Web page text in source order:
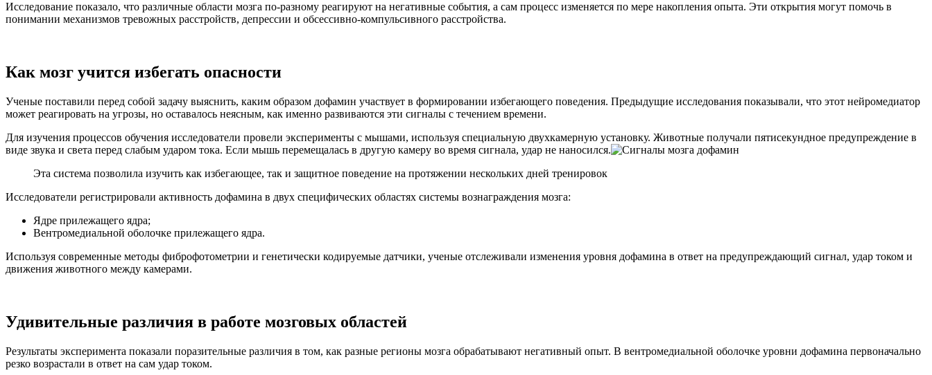
Исследование показало, что различные области мозга по-разному реагируют на негативные события, а сам процесс изменяется по мере накопления опыта. Эти открытия могут помочь в
понимании механизмов тревожных расстройств, депрессии и обсессивно-компульсивного расстройства.
Как мозг учится избегать опасности
Ученые поставили перед собой задачу выяснить, каким образом дофамин участвует в формировании избегающего поведения. Предыдущие исследования показывали, что этот нейромедиатор
может реагировать на угрозы, но оставалось неясным, как именно развиваются эти сигналы с течением времени.
Для изучения процессов обучения исследователи провели эксперименты с мышами, используя специальную двухкамерную установку. Животные получали пятисекундное предупреждение в
виде звука и света перед слабым ударом тока. Если мышь перемещалась в другую камеру во время сигнала, удар не наносился.
Эта система позволила изучить как избегающее, так и защитное поведение на протяжении нескольких дней тренировок
Исследователи регистрировали активность дофамина в двух специфических областях системы вознаграждения мозга:
Ядре прилежащего ядра;
Вентромедиальной оболочке прилежащего ядра.
Используя современные методы фиброфотометрии и генетически кодируемые датчики, ученые отслеживали изменения уровня дофамина в ответ на предупреждающий сигнал, удар током и
движения животного между камерами.
Удивительные различия в работе мозговых областей
Результаты эксперимента показали поразительные различия в том, как разные регионы мозга обрабатывают негативный опыт. В вентромедиальной оболочке уровни дофамина первоначально
резко возрастали в ответ на сам удар током.